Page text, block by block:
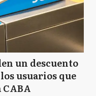
un descuento
los usuarios que